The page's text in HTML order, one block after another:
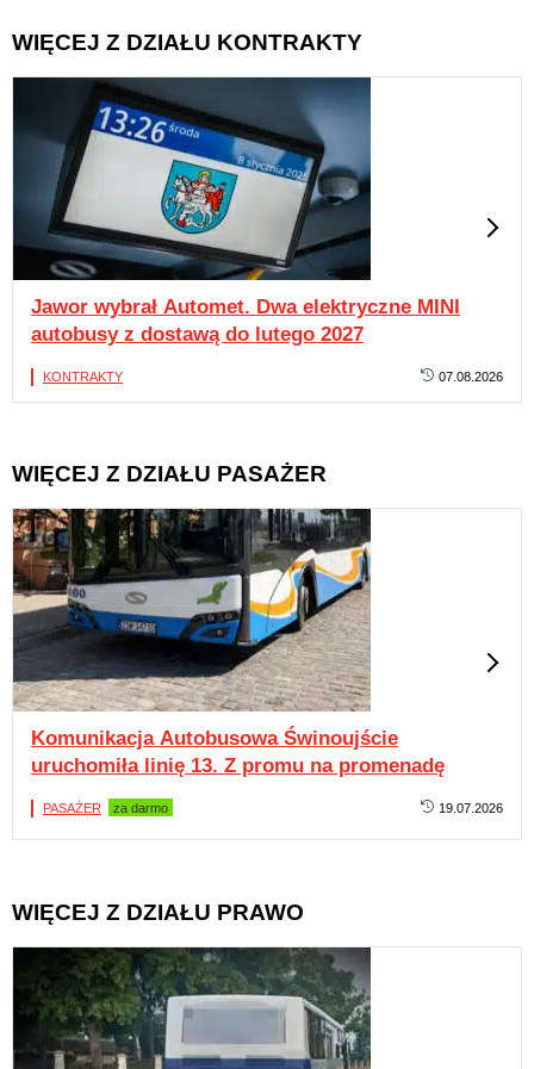
WIĘCEJ Z DZIAŁU KONTRAKTY
Jawor wybrał Automet. Dwa elektryczne MINI
autobusy z dostawą do lutego 2027
KONTRAKTY 07.08.2026
WIĘCEJ Z DZIAŁU PASAŻER
Komunikacja Autobusowa Świnoujście
uruchomiła linię 13. Z promu na promenadę
PASAŻER za darmo 19.07.2026
WIĘCEJ Z DZIAŁU PRAWO